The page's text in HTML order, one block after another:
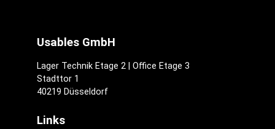
Usables GmbH
Lager Technik Etage 2 | Office Etage 3
Stadttor 1
40219 Düsseldorf
Links